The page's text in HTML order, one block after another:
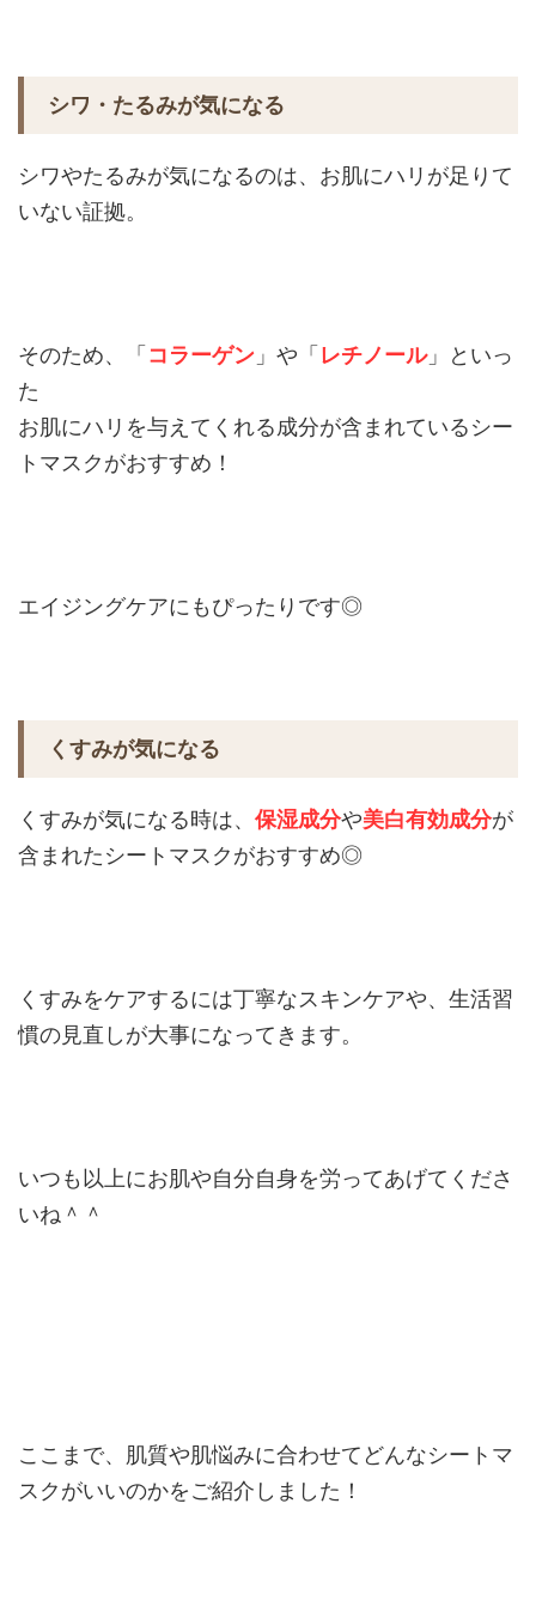
シワ・たるみが気になる
シワやたるみが気になるのは、お肌にハリが足りて
いない証拠。
そのため、「コラーゲン 」や「レチノール」といっ
た
お肌にハリを与えてくれる成分が含まれているシー
トマスクがおすすめ！
エイジングケアにもぴったりです◎
くすみが気になる
くすみが気になる時は、 保湿成分や美白有効成分が
含まれたシートマスクがおすすめ◎
くすみをケアするには丁寧なスキンケアや、生活習
慣の見直しが大事になってきます。
いつも以上にお肌や自分自身を労ってあげてくださ
いね＾＾
ここまで、肌質や肌悩みに合わせてどんなシートマ
スクがいいのかをご紹介しました！